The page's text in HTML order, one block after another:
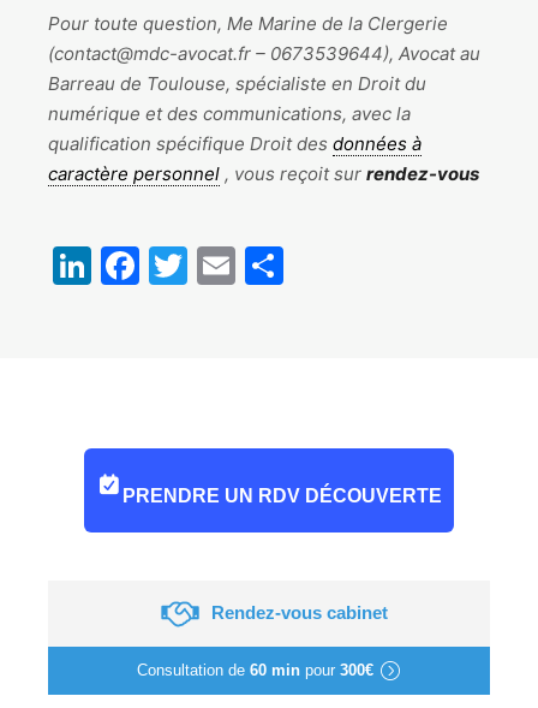
Pour toute question, Me Marine de la Clergerie
(contact@mdc-avocat.fr – 0673539644), Avocat au
Barreau de Toulouse, spécialiste en Droit du
numérique et des communications, avec la
qualification spécifique Droit des données à
caractère personnel , vous reçoit sur rendez-vous
LinkedIn
Facebook
Twitter
Email
PRENDRE UN RDV DÉCOUVERTE
Rendez-vous cabinet
Consultation de 60 minpour 300€